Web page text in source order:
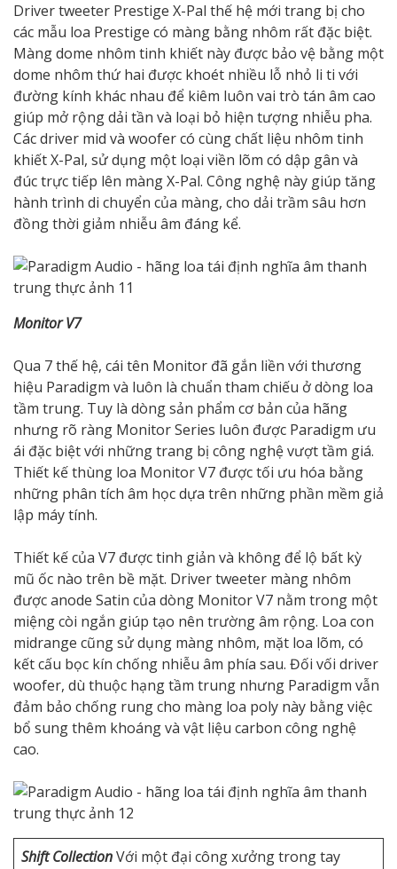
Driver tweeter Prestige X-Pal thế hệ mới trang bị cho
các mẫu loa Prestige có màng bằng nhôm rất đặc biệt.
Màng dome nhôm tinh khiết này được bảo vệ bằng một
dome nhôm thứ hai được khoét nhiều lỗ nhỏ li ti với
đường kính khác nhau để kiêm luôn vai trò tán âm cao
giúp mở rộng dải tần và loại bỏ hiện tượng nhiễu pha.
Các driver mid và woofer có cùng chất liệu nhôm tinh
khiết X-Pal, sử dụng một loại viền lõm có dập gân và
đúc trực tiếp lên màng X-Pal. Công nghệ này giúp tăng
hành trình di chuyển của màng, cho dải trầm sâu hơn
đồng thời giảm nhiễu âm đáng kể.
Monitor V7
Qua 7 thế hệ, cái tên Monitor đã gắn liền với thương
hiệu Paradigm và luôn là chuẩn tham chiếu ở dòng loa
tầm trung. Tuy là dòng sản phẩm cơ bản của hãng
nhưng rõ ràng Monitor Series luôn được Paradigm ưu
ái đặc biệt với những trang bị công nghệ vượt tầm giá.
Thiết kế thùng loa Monitor V7 được tối ưu hóa bằng
những phân tích âm học dựa trên những phần mềm giả
lập máy tính.
Thiết kế của V7 được tinh giản và không để lộ bất kỳ
mũ ốc nào trên bề mặt. Driver tweeter màng nhôm
được anode Satin của dòng Monitor V7 nằm trong một
miệng còi ngắn giúp tạo nên trường âm rộng. Loa con
midrange cũng sử dụng màng nhôm, mặt loa lõm, có
kết cấu bọc kín chống nhiễu âm phía sau. Đối vối driver
woofer, dù thuộc hạng tầm trung nhưng Paradigm vẫn
đảm bảo chống rung cho màng loa poly này bằng việc
bổ sung thêm khoáng và vật liệu carbon công nghệ
cao.
Shift CollectionVới một đại công xưởng trong tay